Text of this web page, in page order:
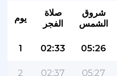
يوم
صلاة
الفجر
شروق
الشمس
1 02:33 05:26
2 02:37 05:27